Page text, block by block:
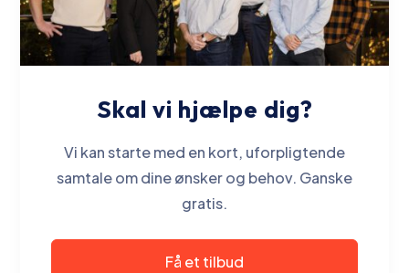
Skal vi hjælpe dig?
Vi kan starte med en kort, uforpligtende
samtale om dine ønsker og behov. Ganske
gratis.
Få et tilbud